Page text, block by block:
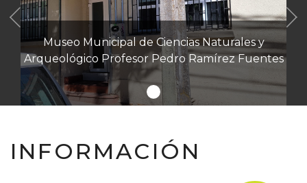
Museo Municipal de Ciencias Naturales y
Arqueológico Profesor Pedro Ramírez Fuentes
Anterior
INFORMACIÓN